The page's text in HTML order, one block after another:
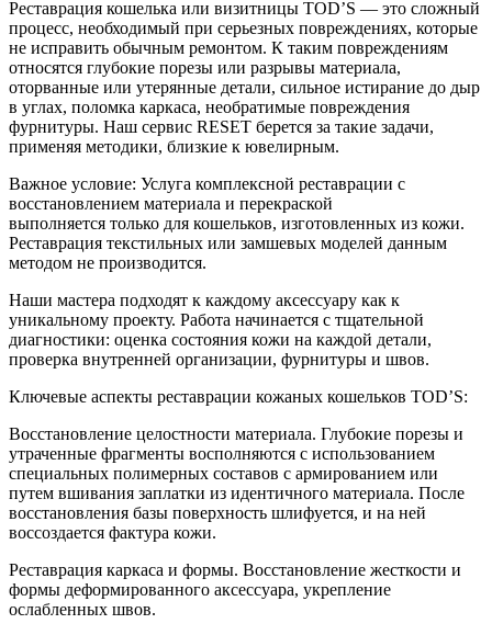
Реставрация кошелька или визитницы TOD’S — это сложный
процесс, необходимый при серьезных повреждениях, которые
не исправить обычным ремонтом. К таким повреждениям
относятся глубокие порезы или разрывы материала,
оторванные или утерянные детали, сильное истирание до дыр
в углах, поломка каркаса, необратимые повреждения
фурнитуры. Наш сервис RESET берется за такие задачи,
применяя методики, близкие к ювелирным.
Важное условие: Услуга комплексной реставрации с
восстановлением материала и перекраской
выполняется только для кошельков, изготовленных из кожи.
Реставрация текстильных или замшевых моделей данным
методом не производится.
Наши мастера подходят к каждому аксессуару как к
уникальному проекту. Работа начинается с тщательной
диагностики: оценка состояния кожи на каждой детали,
проверка внутренней организации, фурнитуры и швов.
Ключевые аспекты реставрации кожаных кошельков TOD’S:
Восстановление целостности материала. Глубокие порезы и
утраченные фрагменты восполняются с использованием
специальных полимерных составов с армированием или
путем вшивания заплатки из идентичного материала. После
восстановления базы поверхность шлифуется, и на ней
воссоздается фактура кожи.
Реставрация каркаса и формы. Восстановление жесткости и
формы деформированного аксессуара, укрепление
ослабленных швов.